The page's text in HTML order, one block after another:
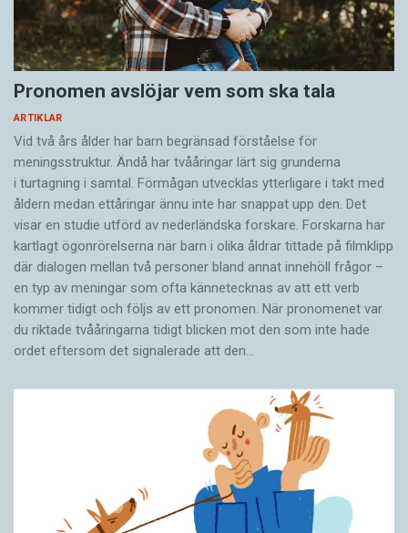
Pronomen avslöjar vem som ska tala
ARTIKLAR
Vid två års ålder har barn begränsad förståelse för
meningsstruktur. Ändå har tvååringar lärt sig grunderna
i turtagning i samtal. Förmågan utvecklas ytterligare i takt med
åldern medan ettåringar ännu inte har snappat upp den. Det
visar en studie utförd av nederländska forskare. Forskarna har
kartlagt ögonrörelserna när barn i olika åldrar tittade på filmklipp
där dialogen mellan två personer bland annat innehöll frågor –
en typ av meningar som ofta kännetecknas av att ett verb
kommer tidigt och följs av ett pronomen. När pronomenet var
du riktade tvååringarna tidigt blicken mot den som inte hade
ordet eftersom det ­signalerade att den…